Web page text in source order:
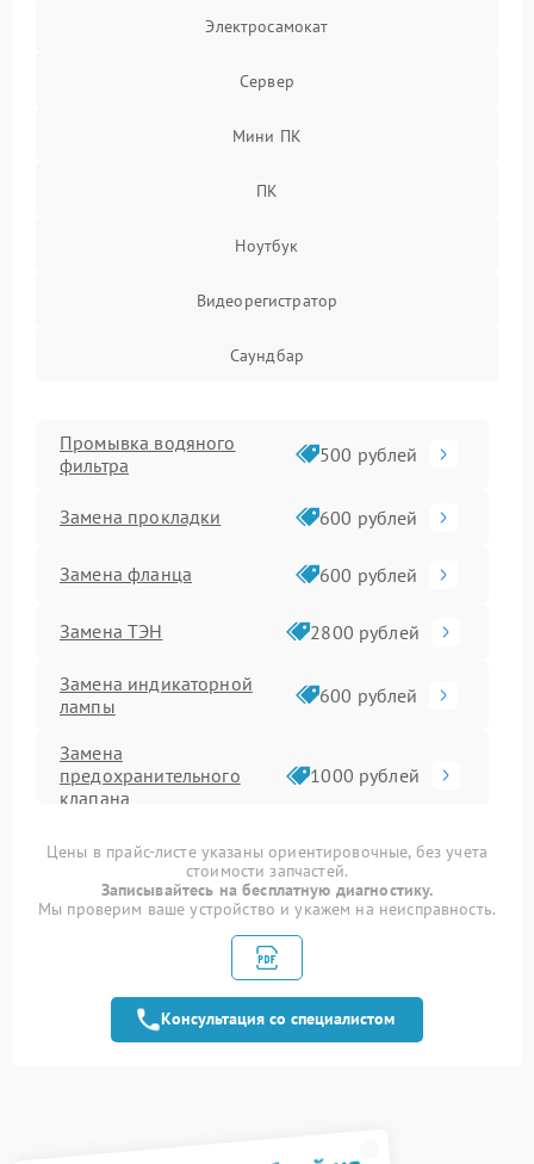
Электросамокат
Сервер
Мини ПК
ПК
Ноутбук
Видеорегистратор
Саундбар
Промывка водяного
фильтра
500 рублей
Замена прокладки 600 рублей
Замена фланца 600 рублей
Замена ТЭН 2800 рублей
Замена индикаторной
лампы
600 рублей
Замена
предохранительного
клапана
1000 рублей
Замена анода 1000 рублей
Замена труб
поступления воды
1000 рублей
термопредохранителя
Ремонт платы
Цены в прайс-листе указаны ориентировочные, без учета
стоимости запчастей.
Записывайтесь на бесплатную диагностику.
Мы проверим ваше устройство и укажем на неисправность.
Консультация со специалистом